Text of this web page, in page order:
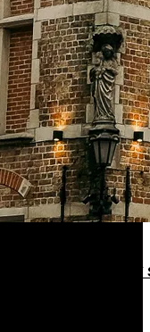
De Movilidad Y